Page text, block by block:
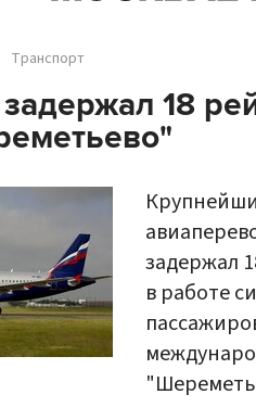
Транспорт
18
задержал
в работе